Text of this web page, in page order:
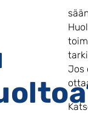
Jos